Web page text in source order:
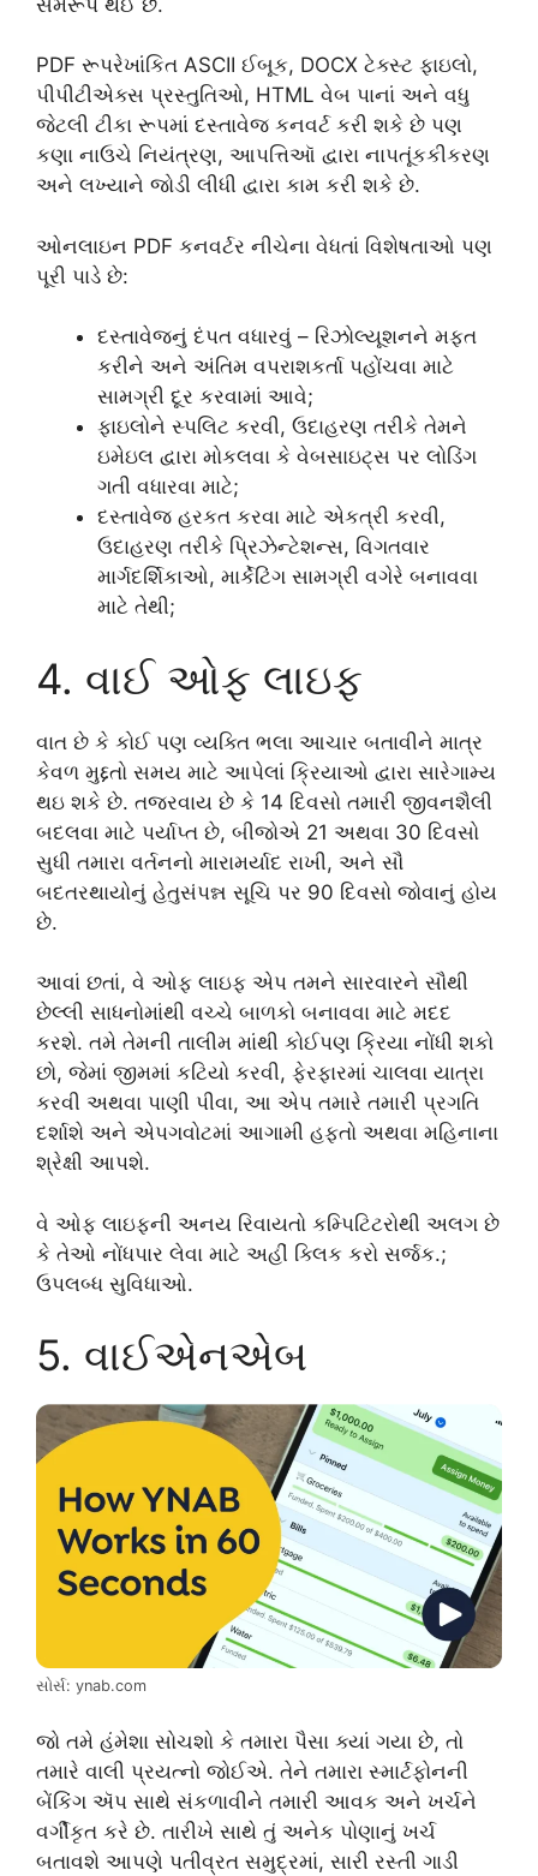
PDF રૂપરેખાંકિત ASCII ઈબૂક, DOCX ટેક્સ્ટ ફાઇલો,
પીપીટીએક્સ પ્રસ્તુતિઓ, HTML વેબ પાનાં અને વધુ
જેટલી ટીકા રૂપમાં દસ્તાવેજ કનવર્ટ કરી શકે છે પણ
કણા નાઉચે નિયંત્રણ, આપત્તિઑ દ્વારા નાપતૂંકકીકરણ
અને લખ્યાને જોડી લીધી દ્વારા કામ કરી શકે છે.
ઓનલાઇન PDF કનવર્ટર નીચેના વેધતાં વિશેષતાઓ પણ
પૂરી પાડે છે:
દસ્તાવેજનું દંપત વધારવું – રિઝોલ્યૂશનને મફત
કરીને અને અંતિમ વપરાશકર્તા પહોંચવા માટે
સામગ્રી દૂર કરવામાં આવે;
ફાઇલોને સ્પલિટ કરવી, ઉદાહરણ તરીકે તેમને
ઇમેઇલ દ્વારા મોકલવા કે વેબસાઇટ્સ પર લોડિંગ
ગતી વધારવા માટે;
દસ્તાવેજ હરકત કરવા માટે એકત્રી કરવી,
ઉદાહરણ તરીકે પ્રિઝેન્ટેશન્સ, વિગતવાર
માર્ગદર્શિકાઓ, માર્કેટિંગ સામગ્રી વગેરે બનાવવા
માટે તેથી;
4. વાઈ ઓફ લાઇફ
વાત છે કે કોઈ પણ વ્યક્તિ ભલા આચાર બતાવીને માત્ર
કેવળ મુદ્દતો સમય માટે આપેલાં ક્રિયાઓ દ્વારા સારેગામ્ય
થઇ શકે છે. તજરવાય છે કે 14 દિવસો તમારી જીવનશૈલી
બદલવા માટે પર્યાપ્ત છે, બીજોએ 21 અથવા 30 દિવસો
સુધી તમારા વર્તનનો મારામર્યાદ રાખી, અને સૌ
બદતરથાયોનું હેતુસંપન્ન સૂચિ પર 90 દિવસો જોવાનું હોય
છે.
આવાં છતાં, વે ઓફ લાઇફ એપ તમને સારવારને સૌથી
છેલ્લી સાધનોમાંથી વચ્ચે બાળકો બનાવવા માટે મદદ
કરશે. તમે તેમની તાલીમ માંથી કોઈપણ ક્રિયા નોંધી શકો
છો, જેમાં જીમમાં કટિયો કરવી, ફેરફારમાં ચાલવા યાત્રા
કરવી અથવા પાણી પીવા, આ એપ તમારે તમારી પ્રગતિ
દર્શાશે અને એપગવોટમાં આગામી હફ્તો અથવા મહિનાના
શ્રેક્ષ‌ી આપશે.
વે ઓફ લાઇફની અનય રિવાયતો કમ્પિટિટરોથી અલગ છે
કે તેઓ નોંધપાર લેવા માટે અહીં ક્લિક કરો સર્જક.;
ઉપલબ્ધ સુવિધાઓ.
5. વાઈએનએબ
સોર્સ: ynab.com
જો તમે હંમેશા સોચશો કે તમારા પૈસા ક્યાં ગયા છે, તો
તમારે વાલી પ્રયત્નો જોઈએ. તેને તમારા સ્માર્ટફોનની
બેંકિંગ ઍપ સાથે સંકળાવીને તમારી આવક અને ખર્ચને
વર્ગીકૃત કરે છે. તારીખે સાથે તું અનેક પોણાનું ખર્ચ
બતાવશે આપણે પતીવ્રત સમુદ્રમાં, સારી રસ્તી ગાડી